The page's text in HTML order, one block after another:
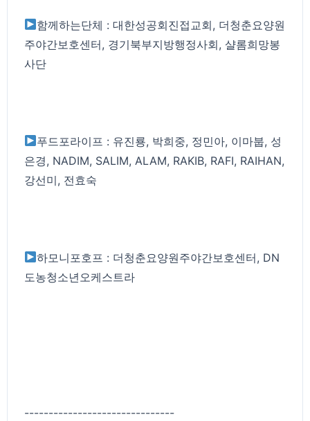
함께하는단체 : 대한성공회진접교회, 더청춘요양원
주야간보호센터, 경기북부지방행정사회, 샬롬희망봉
사단
푸드포라이프 : 유진룡, 박희중, 정민아, 이마붑, 성
은경, NADIM, SALIM, ALAM, RAKIB, RAFI, RAIHAN,
강선미, 전효숙
하모니포호프 : 더청춘요양원주야간보호센터, DN
도농청소년오케스트라
-------------------------------